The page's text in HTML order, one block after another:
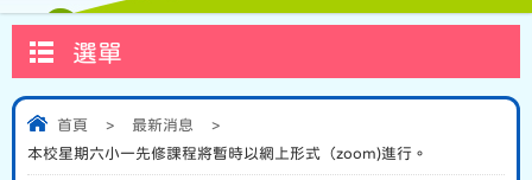
選單
首頁 > 最新消息
>
本校星期六小一先修課程將暫時以網上形式（zoom)進行。